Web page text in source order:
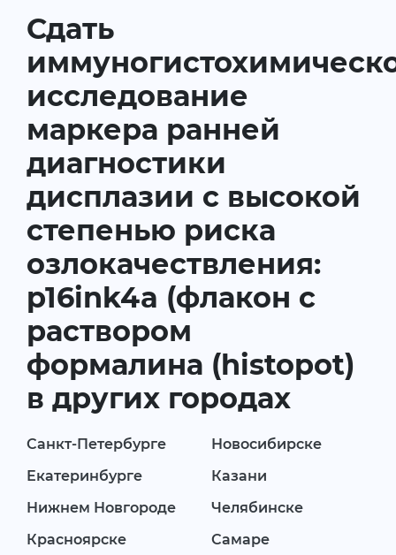
Сдать
исследование
маркера ранней
диагностики
дисплазии с высокой
степенью риска
озлокачествления:
p16ink4a (флакон с
раствором
формалина (histopot)
в других городах
Санкт-Петербурге
Новосибирске
Екатеринбурге
Казани
Нижнем Новгороде
Челябинске
Красноярске
Самаре